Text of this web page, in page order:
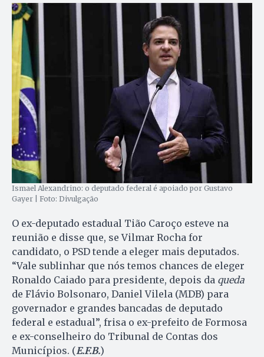
Ismael Alexandrino: o deputado federal é apoiado por Gustavo
Gayer | Foto: Divulgação
O ex-deputado estadual Tião Caroço esteve na
reunião e disse que, se Vilmar Rocha for
candidato, o PSD tende a eleger mais deputados.
“Vale sublinhar que nós temos chances de eleger
Ronaldo Caiado para presidente, depois da queda
de Flávio Bolsonaro, Daniel Vilela (MDB) para
governador e grandes bancadas de deputado
federal e estadual”, frisa o ex-prefeito de Formosa
e ex-conselheiro do Tribunal de Contas dos
Municípios. (E.F.B.)